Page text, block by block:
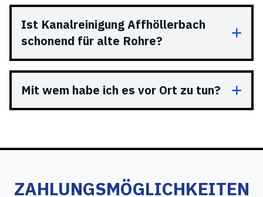
Ist Kanalreinigung Affhöllerbach
schonend für alte Rohre?
Mit wem habe ich es vor Ort zu tun?
ZAHLUNGSMÖGLICHKEITEN